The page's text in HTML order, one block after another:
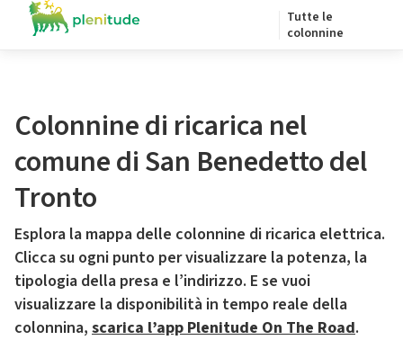
Tutte le
colonnine
Colonnine di ricarica nel
comune di San Benedetto del
Tronto
Esplora la mappa delle colonnine di ricarica elettrica.
Clicca su ogni punto per visualizzare la potenza, la
tipologia della presa e l’indirizzo. E se vuoi
visualizzare la disponibilità in tempo reale della
colonnina, scarica l’app Plenitude On The Road.